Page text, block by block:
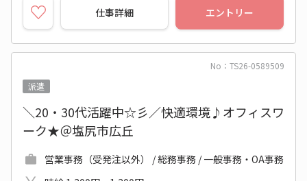
仕事詳細 エントリー
No：TS26-0589509
派遣
＼20・30代活躍中☆彡／快適環境♪オフィスワ
ーク★＠塩尻市広丘
営業事務（受発注以外） / 総務事務 / 一般事務・OA事務